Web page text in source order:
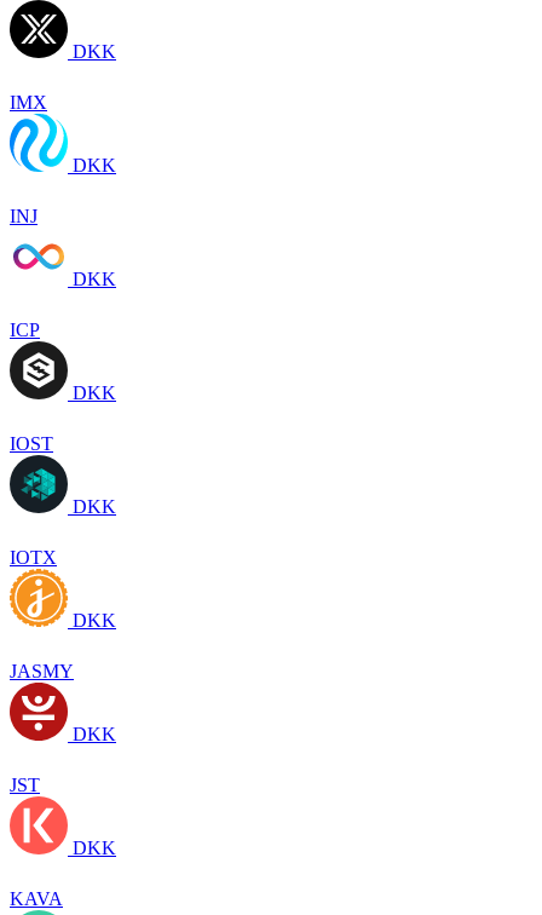
DKK
IMX
DKK
INJ
DKK
ICP
DKK
IOST
DKK
IOTX
DKK
JASMY
DKK
JST
DKK
KAVA